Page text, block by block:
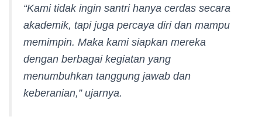
“Kami tidak ingin santri hanya cerdas secara
akademik, tapi juga percaya diri dan mampu
memimpin. Maka kami siapkan mereka
dengan berbagai kegiatan yang
menumbuhkan tanggung jawab dan
keberanian,” ujarnya.